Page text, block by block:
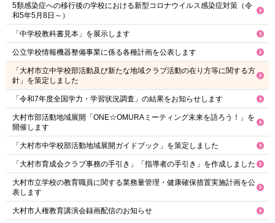
5類感染症への移行後の学校における新型コロナウイルス感染症対策（令
和5年5月8日～）
「中学校教科書見本」を展示します
公立学校情報機器整備事業に係る各種計画を公表します
「大村市立中学校部活動及び新たな地域クラブ活動の在り方等に関する方
針」を策定しました
「令和7年度全国学力・学習状況調査」の結果をお知らせします
大村市部活動地域展開「ONE☆OMURAミーティング未来を語ろう！」を
開催します
「大村市中学校部活動地域展開ガイドブック」を策定しました
「大村市育成会クラブ事務の手引き」「指導者の手引き」を作成しました
大村市立学校の教育職員に関する業務量管理・健康確保措置実施計画を公
表します
大村市人権教育講演会録画配信のお知らせ